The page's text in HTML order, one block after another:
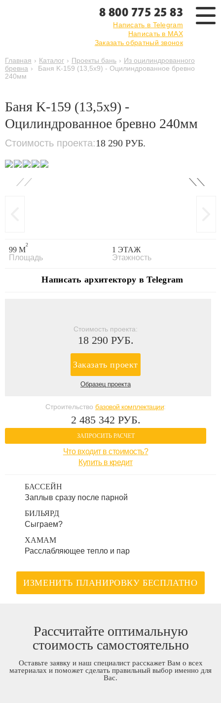
8 800 775 25 83
Написать в Telegram
Написать в MAX
Заказать обратный звонок
Главная › Каталог › Проекты бань › Из оцилиндрованного
бревна ›
Баня K-159 (13,5х9) - Оцилиндрованное бревно
240мм
Баня K-159 (13,5х9) -
Оцилиндрованное бревно 240мм
Стоимость проекта:18 290 РУБ.
‹ ›
99 М
2
Площадь
1 ЭТАЖ
Этажность
Написать архитектору в Telegram
Стоимость проекта:
18 290 РУБ.
Заказать проект
Образец проекта
Строительство базовой комплектации:
2 485 342 РУБ.
ЗАПРОСИТЬ РАСЧЕТ
Что входит в стоимость?
Купить в кредит
БАССЕЙН
Заплыв сразу после парной
БИЛЬЯРД
Сыграем?
ХАМАМ
Расслабляющее тепло и пар
ИЗМЕНИТЬ ПЛАНИРОВКУ БЕСПЛАТНО
Рассчитайте оптимальную
стоимость самостоятельно
Оставьте заявку и наш специалист расскажет Вам о всех
материалах и поможет сделать правильный выбор именно для
Вас.